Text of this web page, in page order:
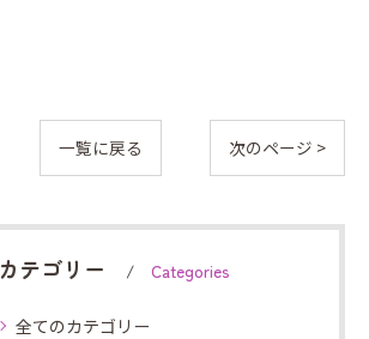
一覧に戻る 次のページ >
カテゴリー Categories
全てのカテゴリー